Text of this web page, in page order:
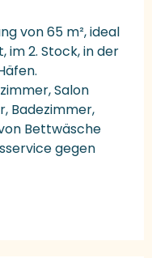
von 65 m², ideal
im 2. Stock, in der
Salon
Badezimmer,
Bettwäsche
gegen